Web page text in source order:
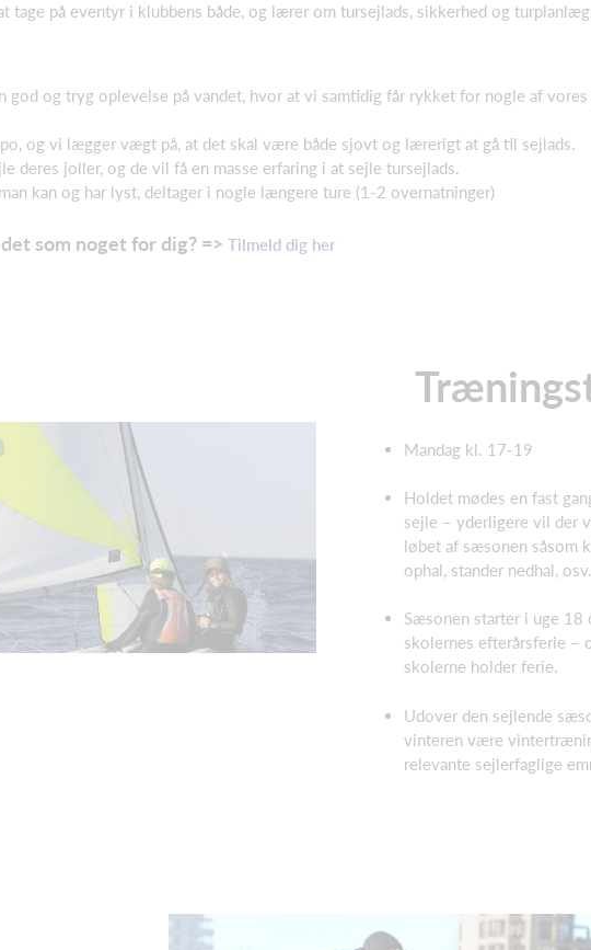
tage på eventyr i klubbens både, og lærer om tursejlads, sikkerhed og
god og tryg oplevelse på vandet, hvor at vi samtidig får rykket for nogle af
og vi lægger vægt på, at det skal være både sjovt og lærerigt at gå til sejlads.
deres joller, og de vil få en masse erfaring i at sejle tursejlads.
kan og har lyst, deltager i nogle længere ture (1-2 overnatninger)
som noget for dig? => Tilmeld dig her
Mandag kl. 17-19
Holdet mødes en fast
sejle – yderligere vil der
løbet af sæsonen såsom
ophal, stander nedhal, osv.
Sæsonen starter i uge 18
skolernes efterårsferie –
skolerne holder ferie.
Udover den sejlende
vinteren være
relevante sejlerfaglige